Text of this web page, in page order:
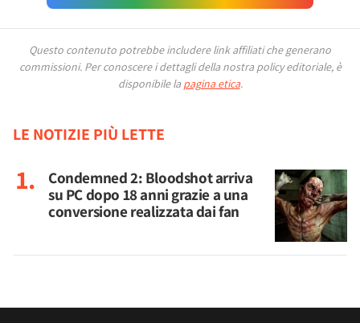
Questo contenuto potrebbe includere link affiliati che generano
commissioni. Per conoscere i dettagli della nostra policy editoriale, è
disponibile la pagina etica.
LE NOTIZIE PIÙ LETTE
Condemned 2: Bloodshot arriva
su PC dopo 18 anni grazie a una
conversione realizzata dai fan